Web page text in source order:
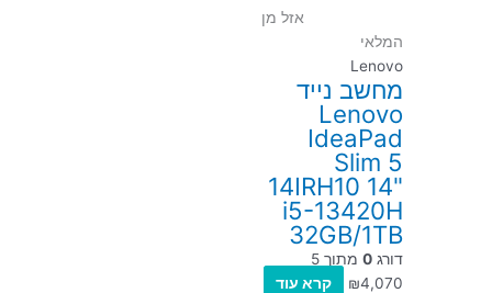
אזל מן
המלאי
Lenovo
מחשב נייד
Lenovo
IdeaPad
Slim 5
14IRH10 14"
i5-13420H
32GB/1TB
דורג0 מתוך 5
₪4,070 קרא עוד